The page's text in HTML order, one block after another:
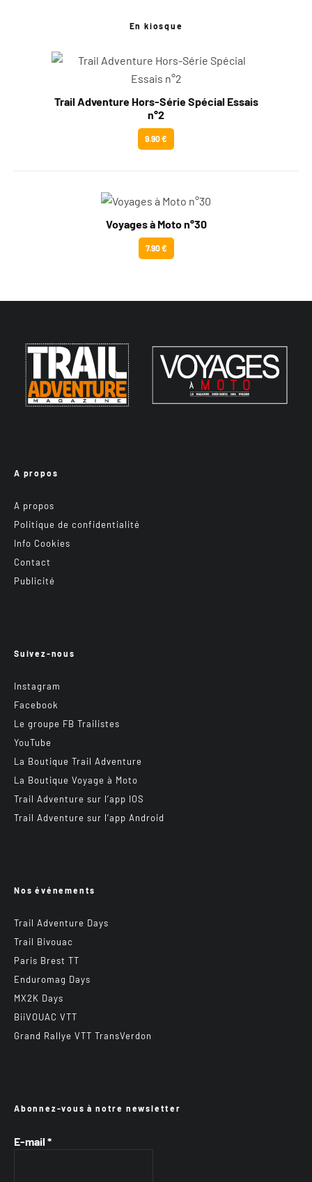
En kiosque
Trail Adventure Hors-Série Spécial Essais
n°2
9.90 €
Voyages à Moto n°30
7.90 €
A propos
A propos
Politique de confidentialité
Info Cookies
Contact
Publicité
Suivez-nous
Instagram
Facebook
Le groupe FB Trailistes
YouTube
La Boutique Trail Adventure
La Boutique Voyage à Moto
Trail Adventure sur l’app IOS
Trail Adventure sur l’app Android
Nos événements
Trail Adventure Days
Trail Bivouac
Paris Brest TT
Enduromag Days
MX2K Days
BiiVOUAC VTT
Grand Rallye VTT TransVerdon
Abonnez-vous à notre newsletter
E-mail *